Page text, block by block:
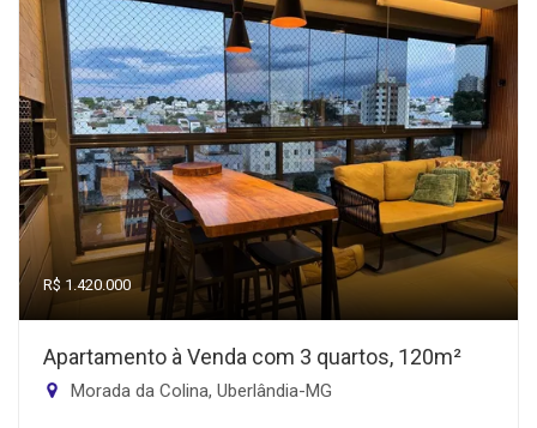
R$ 1.420.000
Apartamento à Venda com 3 quartos, 120m²
Morada da Colina, Uberlândia-MG